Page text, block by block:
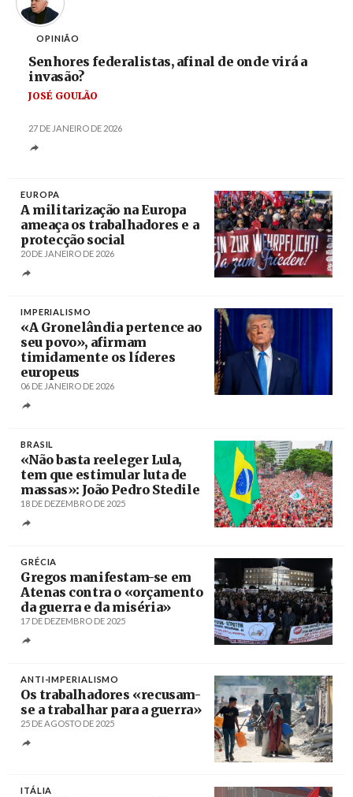
OPINIÃO
Senhores federalistas, afinal de onde virá a
invasão?
JOSÉ GOULÃO
27 DE JANEIRO DE 2026
EUROPA
A militarização na Europa
ameaça os trabalhadores e a
protecção social
20 DE JANEIRO DE 2026
IMPERIALISMO
«A Gronelândia pertence ao
seu povo», afirmam
timidamente os líderes
europeus
06 DE JANEIRO DE 2026
BRASIL
«Não basta reeleger Lula,
tem que estimular luta de
massas»: João Pedro Stedile
18 DE DEZEMBRO DE 2025
GRÉCIA
Gregos manifestam-se em
Atenas contra o «orçamento
da guerra e da miséria»
17 DE DEZEMBRO DE 2025
ANTI-IMPERIALISMO
Os trabalhadores «recusam-
se a trabalhar para a guerra»
25 DE AGOSTO DE 2025
ITÁLIA